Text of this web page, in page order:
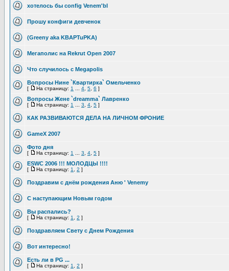
хотелось бы config Venem'bI
Прошу конфиги девченок
(Greeny aka KBAPTuPKA)
Мегаполис на Rekrut Open 2007
Что случилось с Megapolis
Вопросы Нине `Квартирка` Омельченко
[ На страницу: 1 4 5 6 ]
Вопросы Жене `dreamma` Лавренко
[ На страницу: 1 3 4 5 ]
КАК РАЗВИВАЮТСЯ ДЕЛА НА ЛИЧНОМ ФРОНИЕ
GameX 2007
Фото дня
[ На страницу: 1 3 4 5 ]
ESWC 2006 !!! МОЛОДЦЫ !!!!
[ На страницу: 1 2 ]
Поздравим с днём рождения Аню ' Venemy
С наступающим Новым годом
Вы распались?
[ На страницу: 1 2 ]
Поздравляем Свету с Днем Рождения
Вот интересно!
Есть ли в PG ...
[ На страницу: 1 2 ]